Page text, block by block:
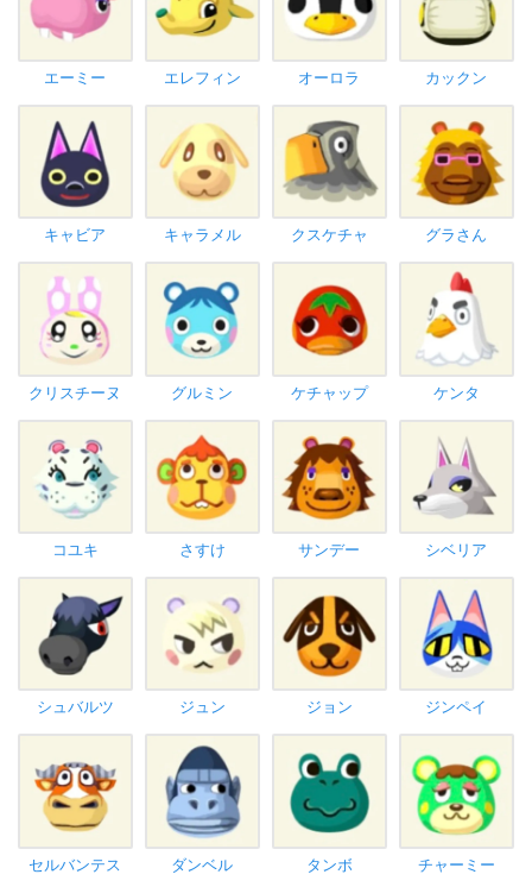
エーミー エレフィン オーロラ カックン
キャビア キャラメル クスケチャ グラさん
クリスチーヌ グルミン ケチャップ ケンタ
コユキ さすけ サンデー シベリア
シュバルツ ジュン ジョン ジンペイ
セルバンテス ダンベル タンボ チャーミー